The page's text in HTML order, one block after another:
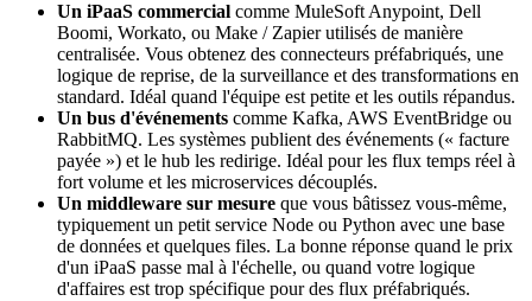
Un iPaaS commercial comme MuleSoft Anypoint, Dell
Boomi, Workato, ou Make / Zapier utilisés de manière
centralisée. Vous obtenez des connecteurs préfabriqués, une
logique de reprise, de la surveillance et des transformations en
standard. Idéal quand l'équipe est petite et les outils répandus.
Un bus d'événements comme Kafka, AWS EventBridge ou
RabbitMQ. Les systèmes publient des événements (« facture
payée ») et le hub les redirige. Idéal pour les flux temps réel à
fort volume et les microservices découplés.
Un middleware sur mesure que vous bâtissez vous-même,
typiquement un petit service Node ou Python avec une base
de données et quelques files. La bonne réponse quand le prix
d'un iPaaS passe mal à l'échelle, ou quand votre logique
d'affaires est trop spécifique pour des flux préfabriqués.